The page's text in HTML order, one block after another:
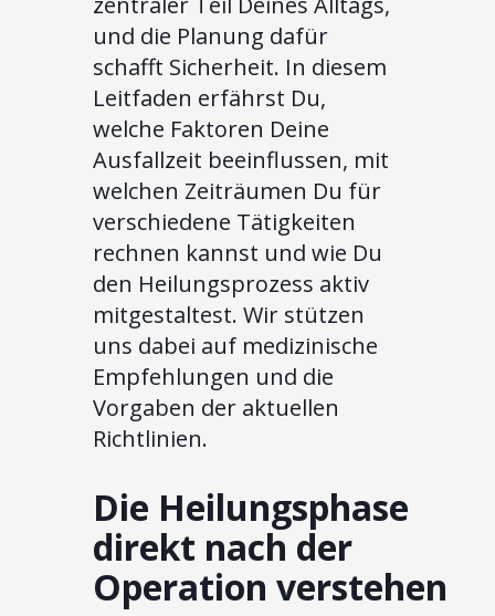
und die Planung dafür
schafft Sicherheit. In diesem
Leitfaden erfährst Du,
welche Faktoren Deine
Ausfallzeit beeinflussen, mit
welchen Zeiträumen Du für
verschiedene Tätigkeiten
rechnen kannst und wie Du
den Heilungsprozess aktiv
mitgestaltest. Wir stützen
uns dabei auf medizinische
Empfehlungen und die
Vorgaben der aktuellen
Richtlinien.
Die Heilungsphase
direkt nach der
Operation verstehen